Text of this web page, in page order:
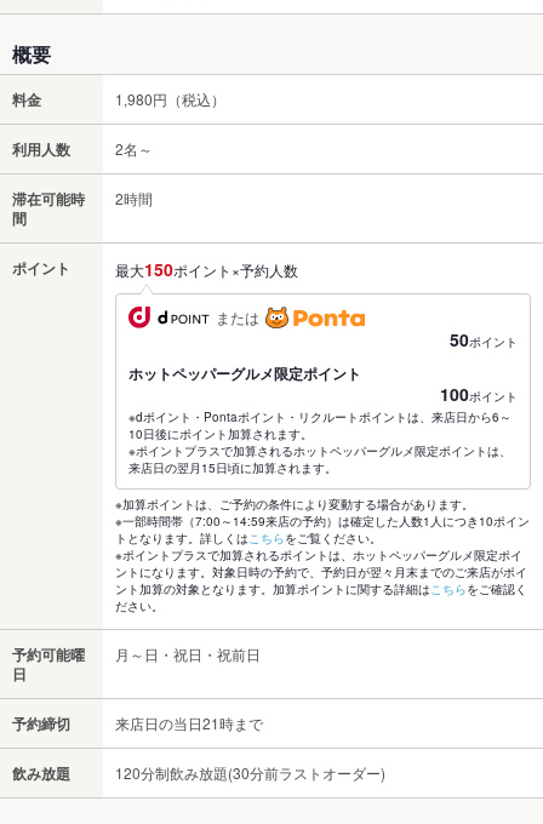
概要
料金 1,980円（税込）
利用人数 2名～
滞在可能時
間
2時間
ポイント 最大150ポイント×予約人数
または
50ポイント
ホットペッパーグルメ限定ポイント
100ポイント
※dポイント・Pontaポイント・リクルートポイントは、来店日から6～
10日後にポイント加算されます。
※ポイントプラスで加算されるホットペッパーグルメ限定ポイントは、
来店日の翌月15日頃に加算されます。
※加算ポイントは、ご予約の条件により変動する場合があります。
※一部時間帯（7:00～14:59来店の予約）は確定した人数1人につき10ポイン
トとなります。詳しくはこちらをご覧ください。
※ポイントプラスで加算されるポイントは、ホットペッパーグルメ限定ポイ
ントになります。対象日時の予約で、予約日が翌々月末までのご来店がポイ
ント加算の対象となります。加算ポイントに関する詳細はこちらをご確認く
ださい。
予約可能曜
日
月～日・祝日・祝前日
予約締切 来店日の当日21時まで
飲み放題 120分制飲み放題(30分前ラストオーダー)